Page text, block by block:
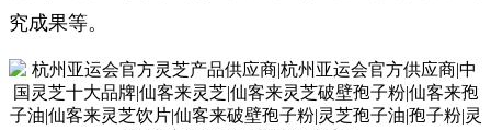
究成果等。